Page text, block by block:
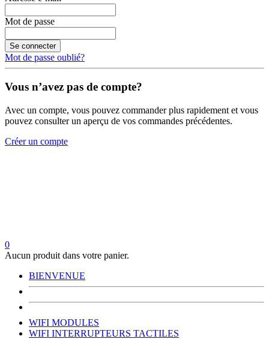
Mot de passe
Se connecter
Mot de passe oublié?
Vous n’avez pas de compte?
Avec un compte, vous pouvez commander plus rapidement et vous
pouvez consulter un aperçu de vos commandes précédentes.
Créer un compte
0
Aucun produit dans votre panier.
BIENVENUE
WIFI MODULES
WIFI INTERRUPTEURS TACTILES